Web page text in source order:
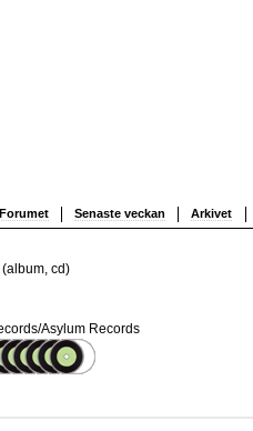
Forumet Senaste veckan Arkivet
(album, cd)
Asylum Records